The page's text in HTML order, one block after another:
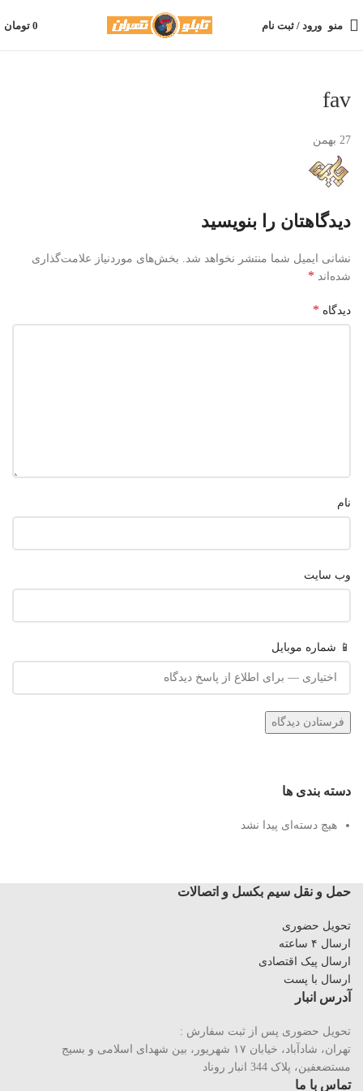
منو ورود / ثبت نام 0 تومان
fav
27 بهمن
دیدگاهتان را بنویسید
نشانی ایمیل شما منتشر نخواهد شد. بخش‌های موردنیاز علامت‌گذاری
شده‌اند *
دیدگاه *
نام
وب‌ سایت
📱 شماره موبایل
دسته بندی ها
هیچ دسته‌ای پیدا نشد
حمل و نقل سیم بکسل و اتصالات
تحویل حضوری
ارسال ۴ ساعته
ارسال پیک اقتصادی
ارسال با پست
آدرس انبار
تحویل حضوری پس از ثبت سفارش :
تهران، شادآباد، خیابان ١٧ شهریور، بین شهدای اسلامی و بسیج
مستضعفین، پلاک 344 انبار روناد
تماس با ما